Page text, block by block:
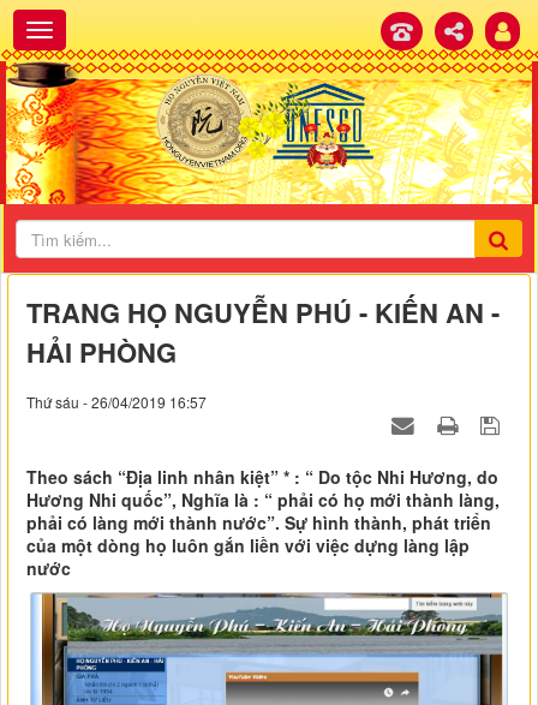
TRANG HỌ NGUYỄN PHÚ - KIẾN AN -
HẢI PHÒNG
Thứ sáu - 26/04/2019 16:57
Theo sách “Địa linh nhân kiệt” * : “ Do tộc Nhi Hương, do
Hương Nhi quốc”, Nghĩa là : “ phải có họ mới thành làng,
phải có làng mới thành nước”. Sự hình thành, phát triển
của một dòng họ luôn gắn liền với việc dựng làng lập
nước